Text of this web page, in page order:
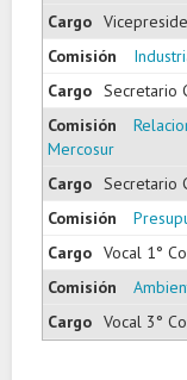
Secretario
Mercosur
Secretario
Vocal 1°
Vocal 3°